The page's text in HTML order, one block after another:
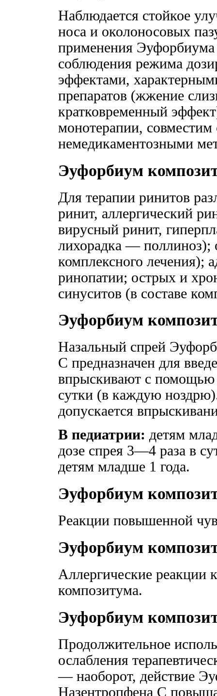
Наблюдается стойкое
носа и околоносовых
применения
соблюдения режима
эффектами,
препаратов (жжение
кратковременный
монотерапии,
немедикаментозными
Эуфорбиум
Для терапии ринитов
ринит, аллергический
вирусный ринит,
лихорадка — поллиноз);
комплексного лечения);
ринопатии; острых и
синуситов (в составе
Эуфорбиум
Назальный спрей
С предназначен для
впрыскивают с
сутки (в каждую
допускается
В педиатрии: детям
дозе спрея 3—4 раза в
детям младше 1 года.
Эуфорбиум
Реакции повышенной
Эуфорбиум
Аллергические
композитума.
Эуфорбиум
Продолжительное
ослабления
— наоборот, действие
Назентропфена С